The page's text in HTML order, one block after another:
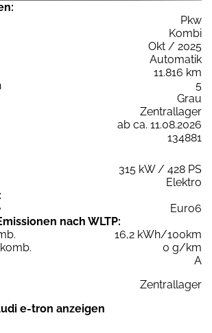
Pkw
Kombi
Okt / 2025
Automatik
11.816 km
5
Grau
Zentrallager
ab ca. 11.08.2026
134881
315 kW / 428 PS
Elektro
Euro6
nach WLTP:
16,2 kWh/100km
0 g/km
A
Zentrallager
e-tron anzeigen